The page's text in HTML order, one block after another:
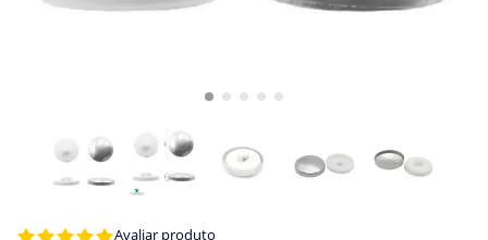
Avaliar produto